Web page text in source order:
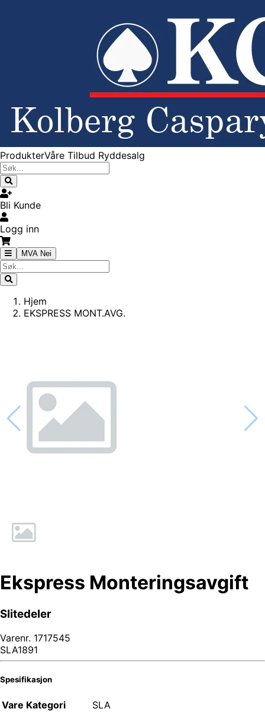
ProdukterVåre Tilbud Ryddesalg
Bli Kunde
Logg inn
MVA Nei
Hjem
EKSPRESS MONT.AVG.
Ekspress Monteringsavgift
Slitedeler
Varenr. 1717545
SLA1891
Spesifikasjon
Vare Kategori
SLA